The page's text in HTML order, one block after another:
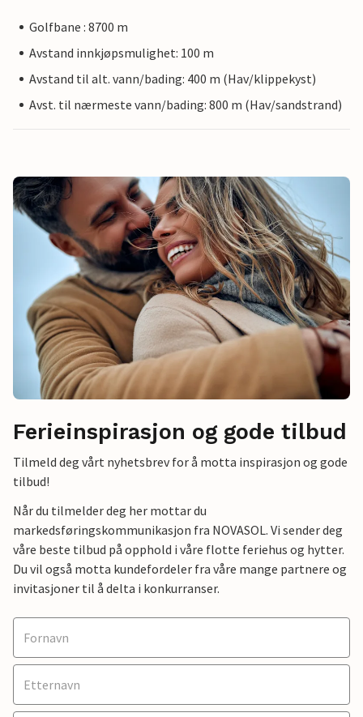
Golfbane : 8700 m
Avstand innkjøpsmulighet: 100 m
Avstand til alt. vann/bading: 400 m (Hav/klippekyst)
Avst. til nærmeste vann/bading: 800 m (Hav/sandstrand)
Ferieinspirasjon og gode tilbud
Tilmeld deg vårt nyhetsbrev for å motta inspirasjon og gode
tilbud!
Når du tilmelder deg her mottar du
markedsføringskommunikasjon fra NOVASOL. Vi sender deg
våre beste tilbud på opphold i våre flotte feriehus og hytter.
Du vil også motta kundefordeler fra våre mange partnere og
invitasjoner til å delta i konkurranser.